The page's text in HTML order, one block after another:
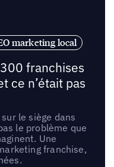
marketing local
franchises
ce n’était pas
le siège dans
le problème que
Une
franchise,